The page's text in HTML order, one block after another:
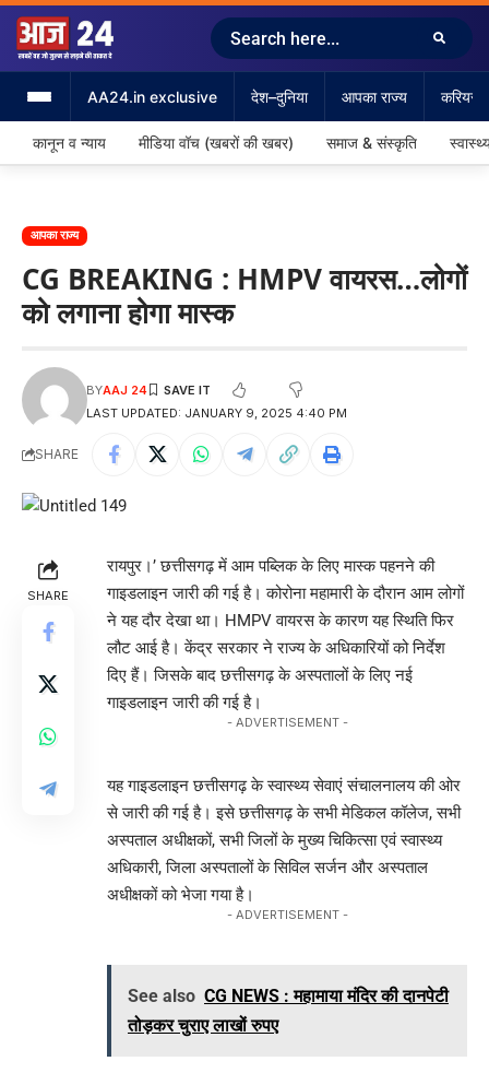
AA24.in exclusive देश–दुनिया आपका राज्य करियर
कानून व न्याय मीडिया वॉच (खबरों की खबर) समाज & संस्कृति
आपका राज्य
CG BREAKING : HMPV वायरस…लोगों
को लगाना होगा मास्क
LAST UPDATED: JANUARY 9, 2025 4:40 PM
BYAAJ 24
SHARE
SHARE
रायपुर।’छत्तीसगढ़ में आम पब्लिक के लिए मास्क पहनने की
गाइडलाइन जारी की गई है। कोरोना महामारी के दौरान आम लोगों
ने यह दौर देखा था। HMPV वायरस के कारण यह स्थिति फिर
लौट आई है। केंद्र सरकार ने राज्य के अधिकारियों को निर्देश
दिए हैं। जिसके बाद छत्तीसगढ़ के अस्पतालों के लिए नई
गाइडलाइन जारी की गई है।
- ADVERTISEMENT -
यह गाइडलाइन छत्तीसगढ़ के स्वास्थ्य सेवाएं संचालनालय की ओर
से जारी की गई है। इसे छत्तीसगढ़ के सभी मेडिकल कॉलेज, सभी
अस्पताल अधीक्षकों, सभी जिलों के मुख्य चिकित्सा एवं स्वास्थ्य
अधिकारी, जिला अस्पतालों के सिविल सर्जन और अस्पताल
अधीक्षकों को भेजा गया है।
- ADVERTISEMENT -
See also CG NEWS : महामाया मंदिर की दानपेटी
तोड़कर चुराए लाखों रुपए